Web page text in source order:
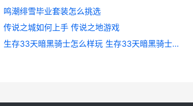
鸣潮绯雪毕业套装怎么挑选
传说之城如何上手 传说之地游戏
生存33天暗黑骑士怎么样玩 生存33天暗黑骑士技能书搭配